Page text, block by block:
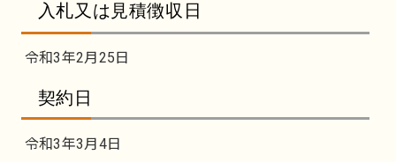
入札又は見積徴収日
令和3年2月25日
契約日
令和3年3月4日